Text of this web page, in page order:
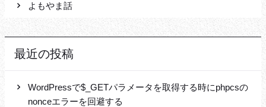
よもやま話
最近の投稿
WordPressで$_GETパラメータを取得する時にphpcsの
nonceエラーを回避する